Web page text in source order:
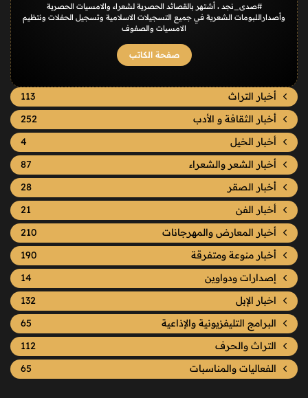
#صدى_نجد ، أشتهر بالقصائد الحصرية لشعراء والامسيات الحصرية
وأصداراللبومات الشعرية في جميع التسجيلات الاسلامية وتسجيل الحفلات ونتظيم
الامسيات والصفوف
صفحة الكاتب
أخبار التراث
113
أخبار الثقافة و الأدب
252
أخبار الخيل
4
أخبار الشعر والشعراء
87
أخبار الصقر
28
أخبار الفن
21
أخبار المعارض والمهرجانات
210
أخبار منوعة ومتفرقة
190
إصدارات ودواوين
14
اخبار الإبل
132
البرامج التليفزيونية والإذاعية
65
التراث والحرف
112
الفعاليات والمناسبات
65